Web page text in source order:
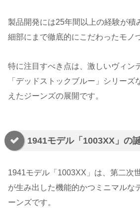
製品開発には25年間以上の経験が積
細部にまで徹底的にこだわったモノ
特に注目すべき点は、激しいヴィン
「デッドストックブルー」シリーズ
えたジーンズの展開です。
1941モデル「1003XX」の
1941モデル「1003XX」は、第二次
が生み出した機能的かつミニマルな
ーンズです。